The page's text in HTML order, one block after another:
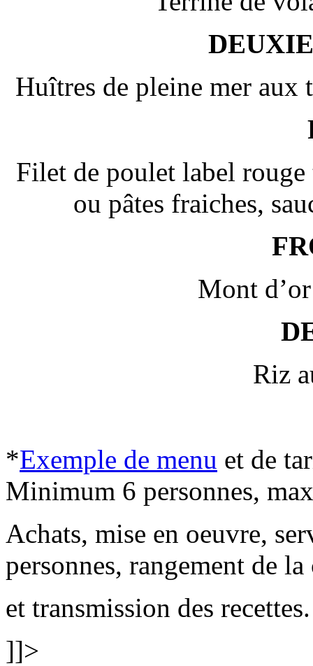
Huîtres de pleine mer aux
Filet de poulet label
ou pâtes fraiches,
Mont
Riz
*Exemple de menu et de
Minimum 6 personnes,
Achats, mise en oeuvre,
personnes, rangement de
et transmission des recettes.
]]>